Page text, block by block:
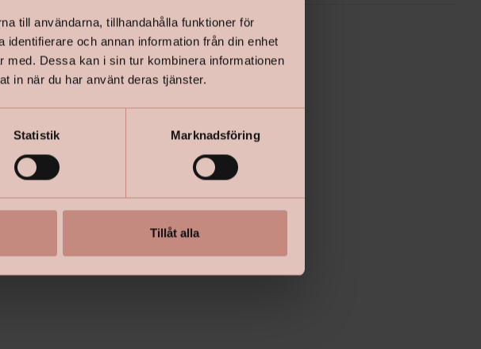
till användarna, tillhandahålla funktioner för
och annan information från din enhet
Dessa kan i sin tur kombinera informationen
in när du har använt deras tjänster.
Statistik Marknadsföring
Tillåt alla